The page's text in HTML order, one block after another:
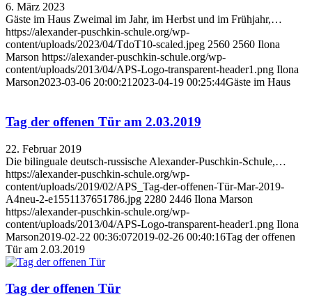
6. März 2023
Gäste im Haus Zweimal im Jahr, im Herbst und im Frühjahr,…
https://alexander-puschkin-schule.org/wp-
content/uploads/2023/04/TdoT10-scaled.jpeg 2560 2560 Ilona
Marson https://alexander-puschkin-schule.org/wp-
content/uploads/2013/04/APS-Logo-transparent-header1.png Ilona
Marson2023-03-06 20:00:21 2023-04-19 00:25:44Gäste im Haus
Tag der offenen Tür am 2.03.2019
22. Februar 2019
Die bilinguale deutsch-russische Alexander-Puschkin-Schule,…
https://alexander-puschkin-schule.org/wp-
content/uploads/2019/02/APS_Tag-der-offenen-Tür-Маr-2019-
A4neu-2-e1551137651786.jpg 2280 2446 Ilona Marson
https://alexander-puschkin-schule.org/wp-
content/uploads/2013/04/APS-Logo-transparent-header1.png Ilona
Marson2019-02-22 00:36:072019-02-26 00:40:16Tag der offenen
Tür am 2.03.2019
Tag der offenen Tür